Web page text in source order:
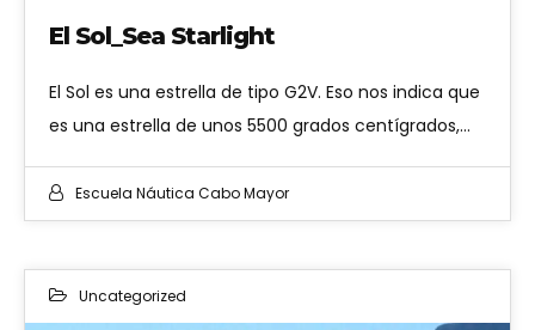
El Sol_Sea Starlight
El Sol es una estrella de tipo G2V. Eso nos indica que
es una estrella de unos 5500 grados centígrados,…
Escuela Náutica Cabo Mayor
Uncategorized